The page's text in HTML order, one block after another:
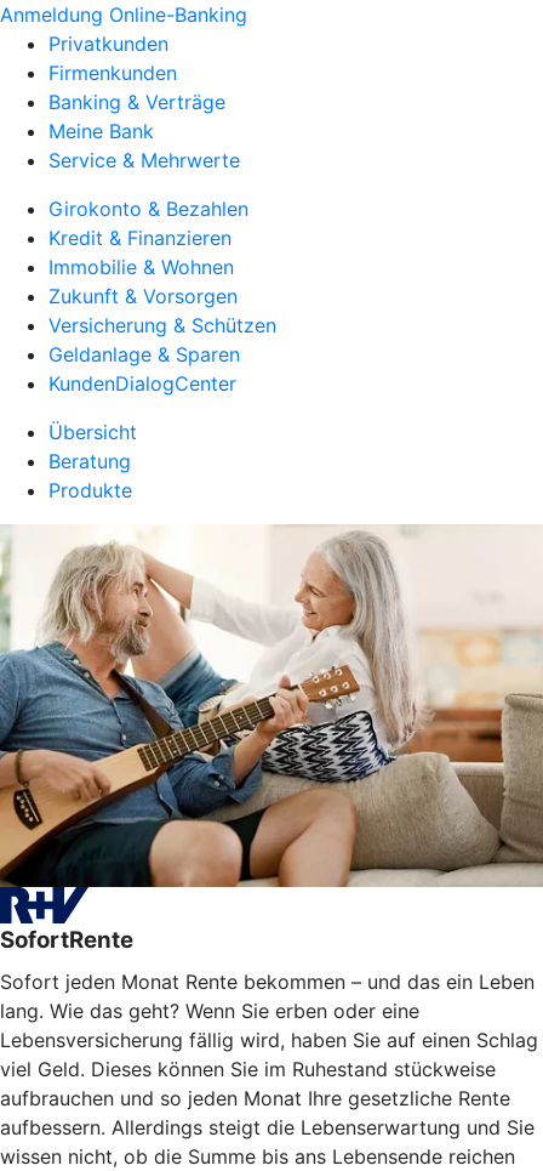
Anmeldung Online-Banking
Privatkunden
Firmenkunden
Banking & Verträge
Meine Bank
Service & Mehrwerte
Girokonto & Bezahlen
Kredit & Finanzieren
Immobilie & Wohnen
Zukunft & Vorsorgen
Versicherung & Schützen
Geldanlage & Sparen
KundenDialogCenter
Übersicht
Beratung
Produkte
SofortRente
Sofort jeden Monat Rente bekommen – und das ein Leben
lang. Wie das geht? Wenn Sie erben oder eine
Lebensversicherung fällig wird, haben Sie auf einen Schlag
viel Geld. Dieses können Sie im Ruhestand stückweise
aufbrauchen und so jeden Monat Ihre gesetzliche Rente
aufbessern. Allerdings steigt die Lebenserwartung und Sie
wissen nicht, ob die Summe bis ans Lebensende reichen